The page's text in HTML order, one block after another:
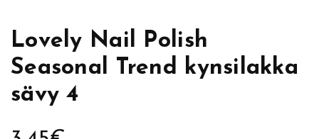
Lovely Nail Polish
Seasonal Trend kynsilakka
sävy 4